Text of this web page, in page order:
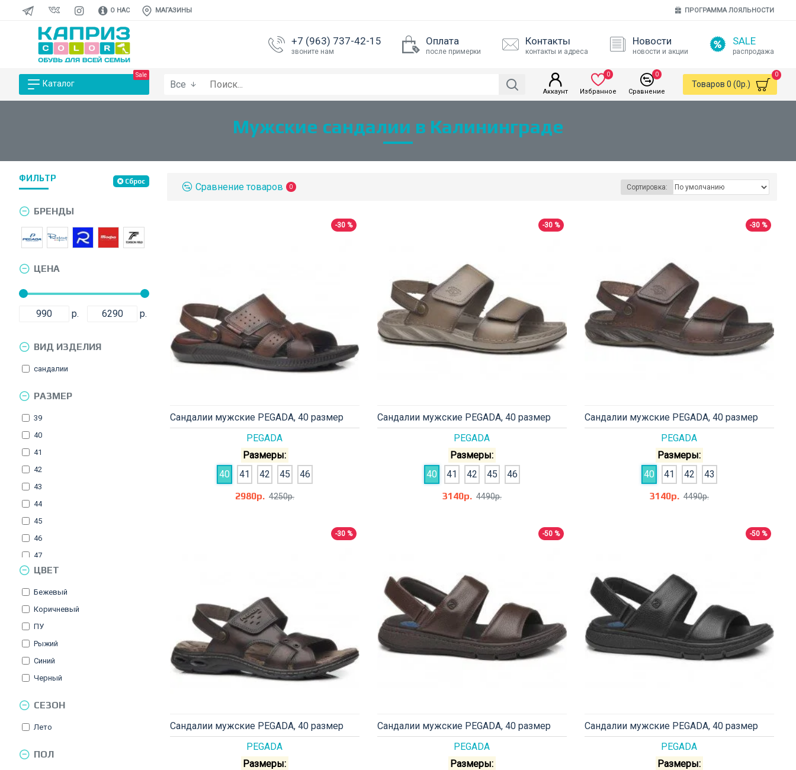
О НАС МАГАЗИНЫ ПРОГРАММА ЛОЯЛЬНОСТИ
+7 (963) 737-42-15
звоните нам
Оплата
после примерки
Контакты
контакты и адреса
Новости
новости и акции
SALE
распродажа
Каталог
Sale
Все
Аккаунт Избранное
0
Сравнение
0
Товаров 0 (0р.)
0
Мужские сандалии в Калининграде
ФИЛЬТР Сброс
ЦЕНА
р. р.
БРЕНДЫ
РАЗМЕР
39
40
41
42
43
44
45
46
47
48
49
ЦВЕТ
Бежевый
Коричневый
ПУ
Рыжий
Синий
Черный
СЕЗОН
Лето
ПОЛ
ВИД ИЗДЕЛИЯ
сандалии
Сравнение товаров 0 Сортировка:
-30 %
PEGADA
Сандалии мужские PEGADA, 40 размер
Размеры:
40
41 42 45
46
2980р. 4250р.
-30 %
PEGADA
Сандалии мужские PEGADA, 40 размер
Размеры:
40
41 42 45
46
3140р. 4490р.
-30 %
PEGADA
Сандалии мужские PEGADA, 40 размер
Размеры:
40
41 42
43
3140р. 4490р.
-30 %
PEGADA
Сандалии мужские PEGADA, 40 размер
Размеры:
-50 %
PEGADA
Сандалии мужские PEGADA, 40 размер
Размеры:
-50 %
PEGADA
Сандалии мужские PEGADA, 40 размер
Размеры: